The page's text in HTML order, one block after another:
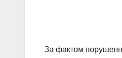
За фактом